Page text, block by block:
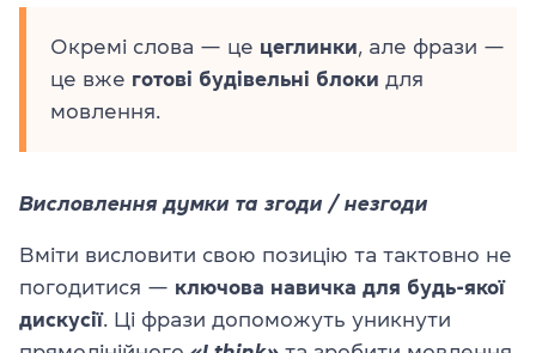
Окремі слова — це цеглинки , але фрази —
це вже готові будівельні блоки для
мовлення.
Висловлення думки та згоди / незгоди
Вміти висловити свою позицію та тактовно не
погодитися — ключова навичка для будь-якої
дискусії. Ці фрази допоможуть уникнути